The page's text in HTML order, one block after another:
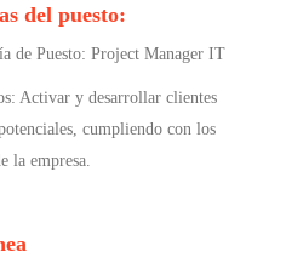
del puesto:
de Puesto: Project Manager IT
Activar y desarrollar clientes
cumpliendo con los
la empresa.